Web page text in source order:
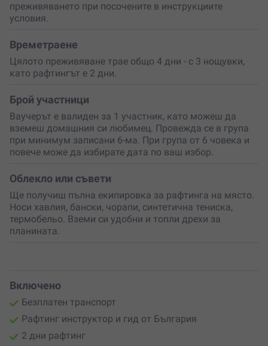
Вечеря
сирене, кашкавал, невероятен каймак, домашни
Закуска –домашна пушена шунка, прошуто, бекон,
сирене, пържени и варени яйца, чай, прясно мляко,
домашно сладко, мед.
Обяд– сандвич с домашно приготвен хляб,
прошуто, кашкавал и домати.
групи, а инструкторите са не само професионалисти,
но и страстни приключенци. Всичко е включено – от
транспорта и екипировката до храната и
застраховката. Остава само ти да направиш първата
крачка.
подарък, това е
преживяването при посочените в инструкциите
условия.
Времетраене
Цялото преживяване трае общо 4 дни - с 3 нощувки,
като рафтингът е 2 дни.
Брой участници
Ваучерът е валиден за 1 участник, като можеш да
вземеш домашния си любимец. Провежда се в група
при минимум записани 6-ма. При група от 6 човека и
повече може да избирате дата по ваш избор.
Облекло или съвети
Ще получиш пълна екипировка за рафтинга на място.
Носи хавлия, бански, чорапи, синтетична тениска,
термобельо. Вземи си удобни и топли дрехи за
планината.
Включено
Безплатен транспорт
Рафтинг инструктор и гид от България
2 дни рафтинг